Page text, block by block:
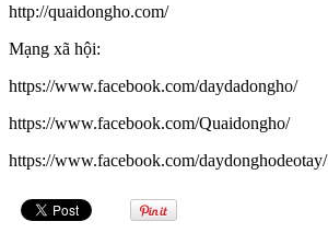
http://quaidongho.com/
Mạng xã hội:
https://www.facebook.com/daydadongho/
https://www.facebook.com/Quaidongho/
https://www.facebook.com/daydonghodeotay/